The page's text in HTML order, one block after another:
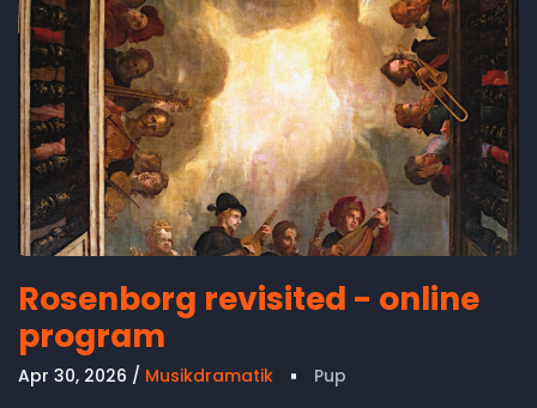
Rosenborg revisited - online
program
Apr 30, 2026 Musikdramatik Pup